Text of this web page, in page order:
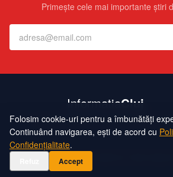
Primește cele mai importante știri
ContactEchipa Publicitate Politică de
©2026
Folosim cookie-uri pentru a îmbunătăți
Continuând navigarea, ești de acord cu
Confidențialitate.
Accept